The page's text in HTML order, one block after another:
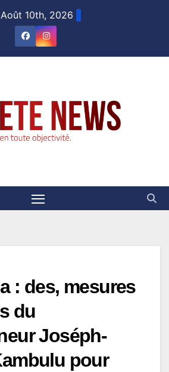
10th, 2026
: des, mesures
du
Joséph-
pour